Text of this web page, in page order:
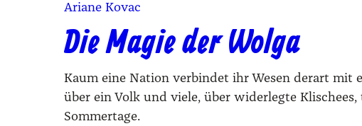
Ariane Kovac
Die Magie der Wolga
Kaum eine Nation verbindet ihr Wesen derart mit
über ein Volk und viele, über widerlegte
Sommertage.